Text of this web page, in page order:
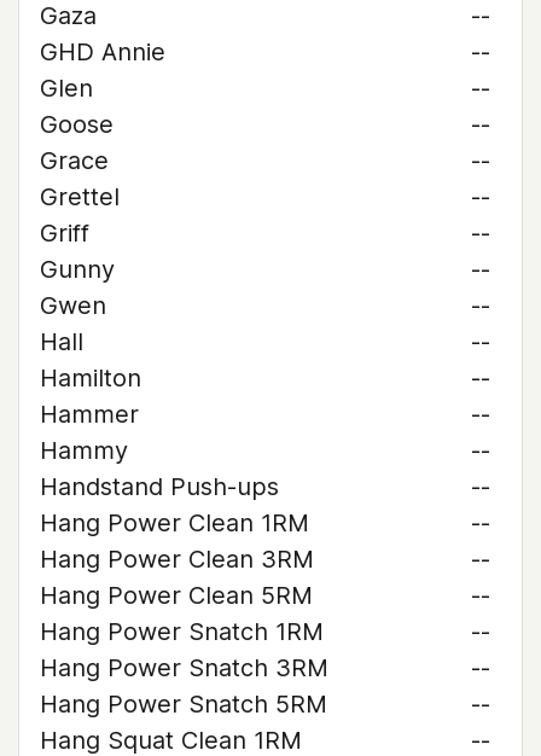
Gaza
--
GHD Annie
--
Glen
--
Goose
--
Grace
--
Grettel
--
Griff
--
Gunny
--
Gwen
--
Hall
--
Hamilton
--
Hammer
--
Hammy
--
Handstand Push-ups
--
Hang Power Clean 1RM
--
Hang Power Clean 3RM
--
Hang Power Clean 5RM
--
Hang Power Snatch 1RM
--
Hang Power Snatch 3RM
--
Hang Power Snatch 5RM
--
Hang Squat Clean 1RM
--